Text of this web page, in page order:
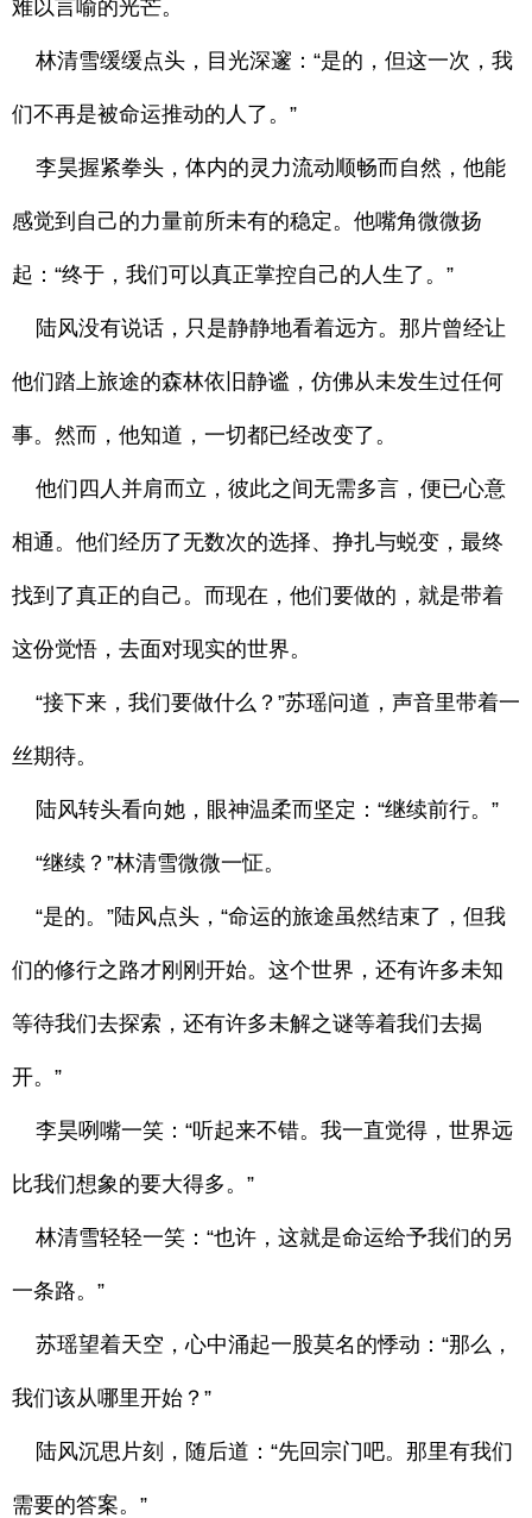
难以言喻的光芒。
林清雪缓缓点头，目光深邃：“是的，但这一次，我
们不再是被命运推动的人了。”
李昊握紧拳头，体内的灵力流动顺畅而自然，他能
感觉到自己的力量前所未有的稳定。他嘴角微微扬
起：“终于，我们可以真正掌控自己的人生了。”
陆风没有说话，只是静静地看着远方。那片曾经让
他们踏上旅途的森林依旧静谧，仿佛从未发生过任何
事。然而，他知道，一切都已经改变了。
他们四人并肩而立，彼此之间无需多言，便已心意
相通。他们经历了无数次的选择、挣扎与蜕变，最终
找到了真正的自己。而现在，他们要做的，就是带着
这份觉悟，去面对现实的世界。
“接下来，我们要做什么？”苏瑶问道，声音里带着一
丝期待。
陆风转头看向她，眼神温柔而坚定：“继续前行。”
“继续？”林清雪微微一怔。
“是的。”陆风点头，“命运的旅途虽然结束了，但我
们的修行之路才刚刚开始。这个世界，还有许多未知
等待我们去探索，还有许多未解之谜等着我们去揭
开。”
李昊咧嘴一笑：“听起来不错。我一直觉得，世界远
比我们想象的要大得多。”
林清雪轻轻一笑：“也许，这就是命运给予我们的另
一条路。”
苏瑶望着天空，心中涌起一股莫名的悸动：“那么，
我们该从哪里开始？”
陆风沉思片刻，随后道：“先回宗门吧。那里有我们
需要的答案。”